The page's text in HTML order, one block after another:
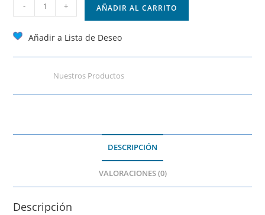
- + AÑADIR AL CARRITO
Añadir a Lista de Deseo
Nuestros Productos
DESCRIPCIÓN
VALORACIONES (0)
Descripción